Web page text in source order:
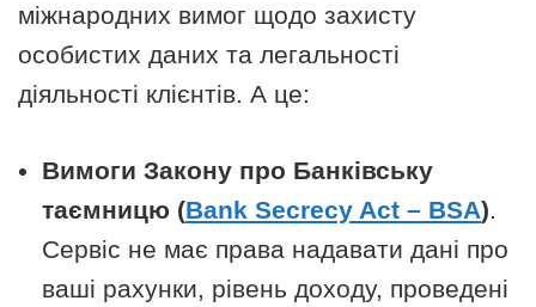
міжнародних вимог щодо захисту
особистих даних та легальності
діяльності клієнтів. А це:
Вимоги Закону про Банківську
таємницю (Bank Secrecy Act – BSA).
Сервіс не має права надавати дані про
ваші рахунки, рівень доходу, проведені